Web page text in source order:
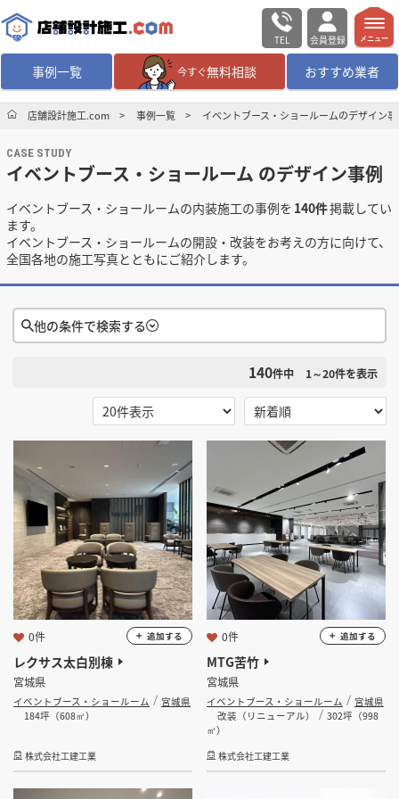
TEL 会員登録
事例一覧 今すぐ無料相談 おすすめ業者
無料相談 ログイン／会員登録
デザイン設計・施工 業者を探す
店舗・商業施設の施工事例を探す
マッチング案件一覧
店舗設計施工.comとは
掲載希望のデザイン設計・施工会社様へ
店舗開業・改装をご検討中の方へ
メニュー
店舗設計施工.com 事例一覧 イベントブース・ショールームのデザイン
CASE STUDY
イベントブース・ショールーム のデザイン事例
イベントブース・ショールームの内装施工の事例を 140件掲載してい
ます。
イベントブース・ショールームの開設・改装をお考えの方に向けて、
全国各地の施工写真とともにご紹介します。
他の条件で検索する
検索条件をクリア
業種 選択する
イベントブース・ショールーム
設計・施工範囲 選択する
設計施工会社 選択する
会員ログインすると検索できます。
坪数
140件中 1～20件を表示
レクサス太白別棟
宮城県
イベントブース・ショールーム
宮城県
184坪（608㎡）
株式会社工建工業
0件 追加する
MTG苦竹
宮城県
イベントブース・ショールーム
宮城県
改装（リニューアル）
302坪（998
㎡）
株式会社工建工業
0件 追加する